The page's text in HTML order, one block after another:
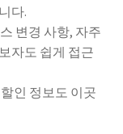
다.
변경 사항, 자주
자도 쉽게 접근
인 정보도 이곳